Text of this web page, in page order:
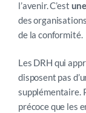
l’avenir. C’est
des
de la conformité.
Les DRH qui
disposent pas
supplémentaire.
précoce que les